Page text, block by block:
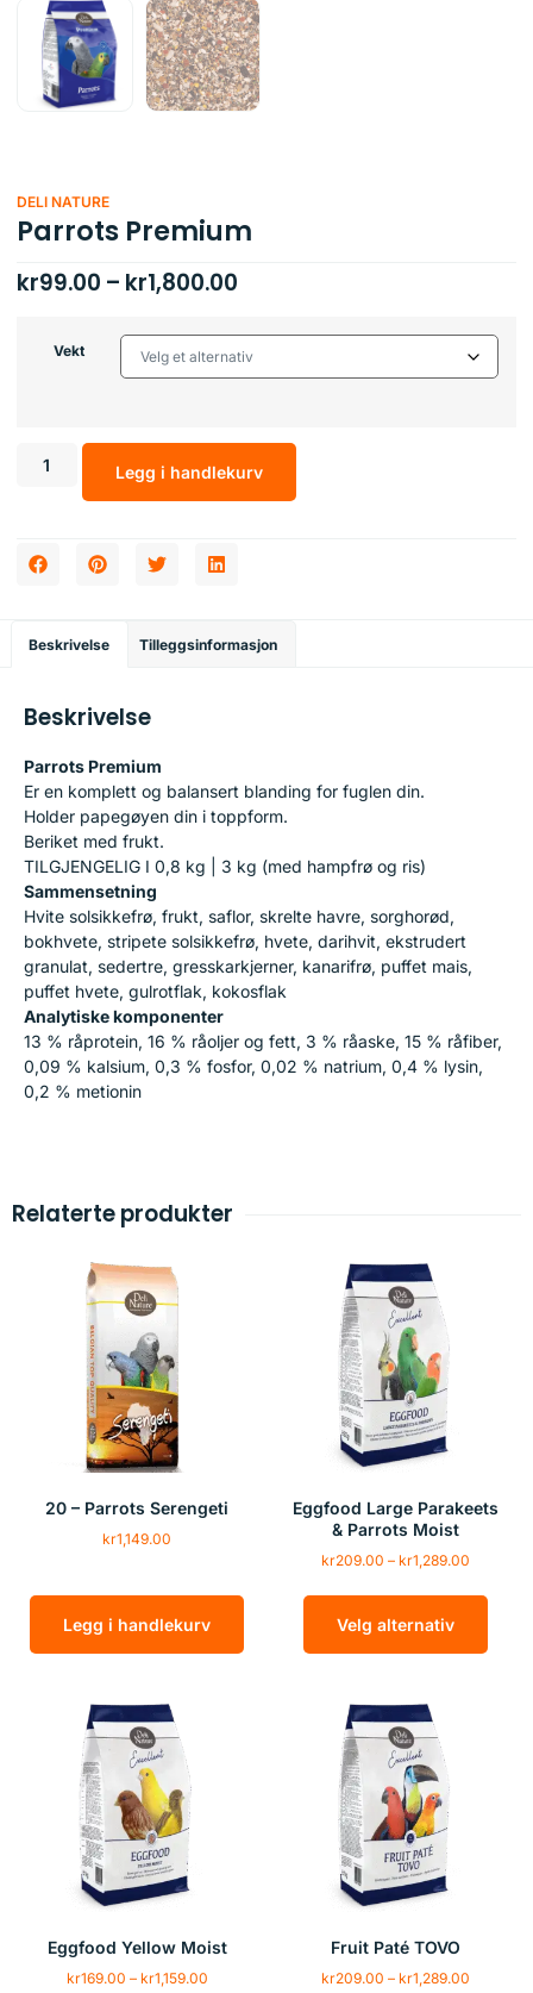
DELI NATURE
Parrots Premium
kr99.00 – kr1,800.00
Vekt
Legg i handlekurv
Beskrivelse Tilleggsinformasjon
Beskrivelse
Parrots Premium
Er en komplett og balansert blanding for fuglen din.
Holder papegøyen din i toppform.
Beriket med frukt.
TILGJENGELIG I 0,8 kg | 3 kg (med hampfrø og ris)
Sammensetning
Hvite solsikkefrø, frukt, saflor, skrelte havre, sorghorød,
bokhvete, stripete solsikkefrø, hvete, darihvit, ekstrudert
granulat, sedertre, gresskarkjerner, kanarifrø, puffet mais,
puffet hvete, gulrotflak, kokosflak
Analytiske komponenter
13 % råprotein, 16 % råoljer og fett, 3 % råaske, 15 % råfiber,
0,09 % kalsium, 0,3 % fosfor, 0,02 % natrium, 0,4 % lysin,
0,2 % metionin
Relaterte produkter
20 – Parrots Serengeti
kr1,149.00
Legg i handlekurv
Eggfood Large Parakeets
& Parrots Moist
kr209.00 – kr1,289.00
Velg alternativ
Eggfood Yellow Moist
kr169.00 – kr1,159.00
Fruit Paté TOVO
kr209.00 – kr1,289.00